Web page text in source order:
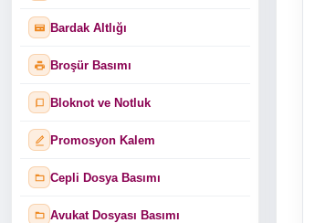
Bardak Altlığı
Broşür Basımı
Bloknot ve Notluk
Promosyon Kalem
Cepli Dosya Basımı
Avukat Dosyası Basımı